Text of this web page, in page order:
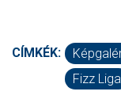
CÍMKÉK:
Fizz Liga